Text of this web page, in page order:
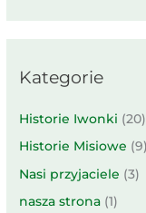
Kategorie
Historie Iwonki (20)
Historie Misiowe (9)
Nasi przyjaciele (3)
nasza strona (1)